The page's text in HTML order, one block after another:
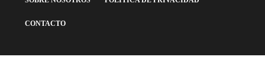
CONTACTO